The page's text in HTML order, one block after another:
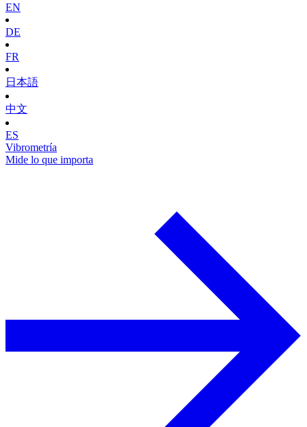
EN
DE
FR
日本語
中文
ES
Vibrometría
Mide lo que importa